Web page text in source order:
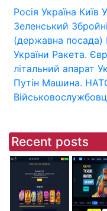
Росія Україна Київ
Зеленський
(державна посада)
України Ракета.
літальний апарат
Путін Машина.
Recent posts